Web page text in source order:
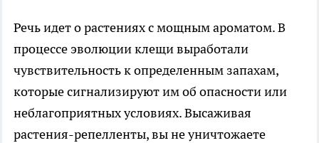
Речь идет о растениях с мощным ароматом. В
процессе эволюции клещи выработали
чувствительность к определенным запахам,
которые сигнализируют им об опасности или
неблагоприятных условиях. Высаживая
растения-репелленты, вы не уничтожаете